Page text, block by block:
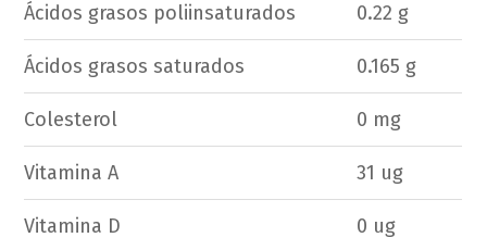
Ácidos grasos poliinsaturados 0.22 g
Ácidos grasos saturados 0.165 g
Colesterol 0 mg
Vitamina A 31 ug
Vitamina D 0 ug